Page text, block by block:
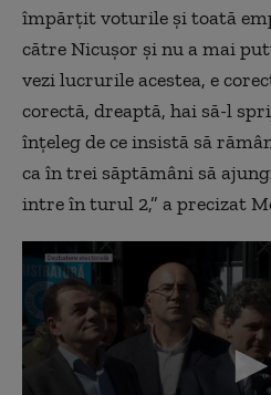
împărțit voturile și toată
către Nicușor și nu a mai
vezi lucrurile acestea, e
corectă, dreaptă, hai să-l
înțeleg de ce insistă să
ca în trei săptămâni să
intre în turul 2,” a precizat